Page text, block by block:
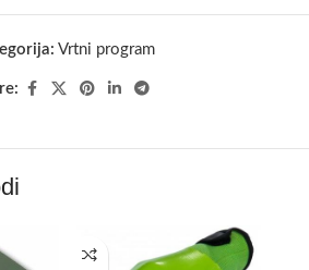
Vrtni program